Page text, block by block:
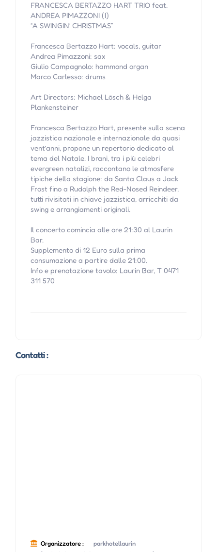
FRANCESCA BERTAZZO HART TRIO feat.
ANDREA PIMAZZONI (I)
“A SWINGIN’ CHRISTMAS”
Francesca Bertazzo Hart: vocals, guitar
Andrea Pimazzoni: sax
Giulio Campagnolo: hammond organ
Marco Carlesso: drums
Art Directors: Michael Lösch & Helga
Plankensteiner
Francesca Bertazzo Hart, presente sulla scena
jazzistica nazionale e internazionale da quasi
vent’anni, propone un repertorio dedicato al
tema del Natale. I brani, tra i più celebri
evergreen natalizi, raccontano le atmosfere
tipiche della stagione: da Santa Claus a Jack
Frost fino a Rudolph the Red-Nosed Reindeer,
tutti rivisitati in chiave jazzistica, arricchiti da
swing e arrangiamenti originali.
Il concerto comincia alle ore 21:30 al Laurin
Bar.
Supplemento di 12 Euro sulla prima
consumazione a partire dalle 21:00.
Info e prenotazione tavolo: Laurin Bar, T 0471
311 570
Contatti :
Organizzatore :
parkhotellaurin